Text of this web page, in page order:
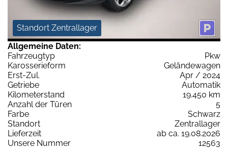
Standort Zentrallager
Allgemeine Daten:
Fahrzeugtyp
Pkw
Karosserieform
Geländewagen
Erst-Zul.
Apr / 2024
Getriebe
Automatik
Kilometerstand
19.450 km
Anzahl der Türen
5
Farbe
Schwarz
Standort
Zentrallager
Lieferzeit
ab ca. 19.08.2026
Unsere Nummer
12563